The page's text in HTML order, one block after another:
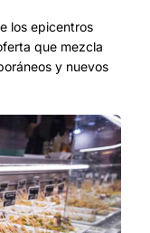
los epicentros
que mezcla
y nuevos